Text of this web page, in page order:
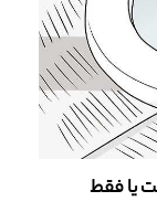
یا فقط